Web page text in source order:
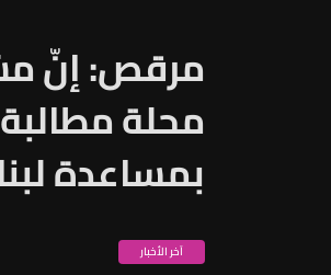
مرقص: إنّ
محلة
بمساعدة
آخر الأخبار